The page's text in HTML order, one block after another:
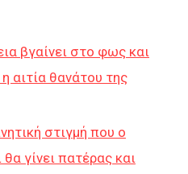
βγαίνει στο φως και
αιτία θανάτου της
στιγμή που ο
γίνει πατέρας και